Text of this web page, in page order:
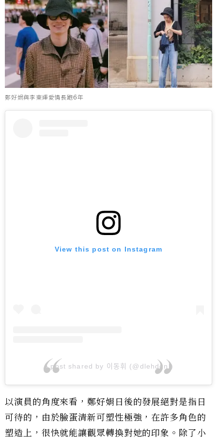
鄭好娟與李東輝愛情長跑6年
View this post on Instagram
A post shared by 이동휘 (@dlehdgnl)
以演員的角度來看，鄭好娟日後的發展絕對是指日
可待的，由於臉蛋清新可塑性極強，在許多角色的
塑造上，很快就能讓觀眾轉換對她的印象。除了小